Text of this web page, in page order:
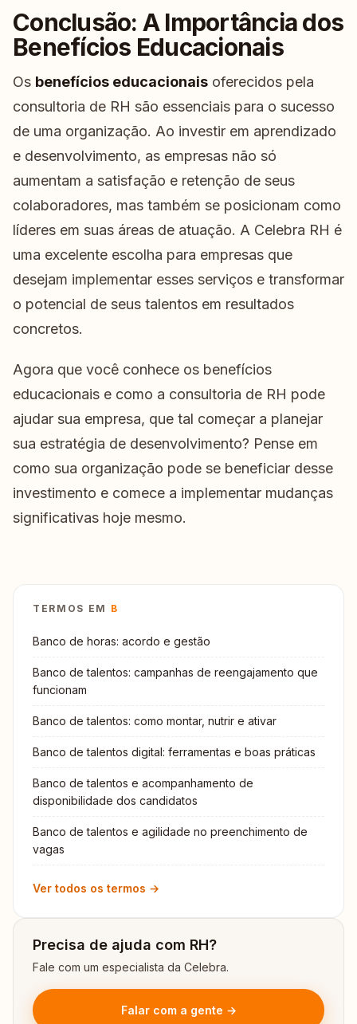
Conclusão: A Importância dos
Benefícios Educacionais
Os benefícios educacionais oferecidos pela
consultoria de RH são essenciais para o sucesso
de uma organização. Ao investir em aprendizado
e desenvolvimento, as empresas não só
aumentam a satisfação e retenção de seus
colaboradores, mas também se posicionam como
líderes em suas áreas de atuação. A Celebra RH é
uma excelente escolha para empresas que
desejam implementar esses serviços e transformar
o potencial de seus talentos em resultados
concretos.
Agora que você conhece os benefícios
educacionais e como a consultoria de RH pode
ajudar sua empresa, que tal começar a planejar
sua estratégia de desenvolvimento? Pense em
como sua organização pode se beneficiar desse
investimento e comece a implementar mudanças
significativas hoje mesmo.
TERMOS EM B
Banco de horas: acordo e gestão
Banco de talentos: campanhas de reengajamento que
funcionam
Banco de talentos: como montar, nutrir e ativar
Banco de talentos digital: ferramentas e boas práticas
Banco de talentos e acompanhamento de
disponibilidade dos candidatos
Banco de talentos e agilidade no preenchimento de
vagas
Ver todos os termos →
Precisa de ajuda com RH?
Fale com um especialista da Celebra.
Falar com a gente →